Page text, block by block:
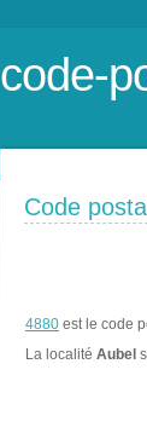
code-
Code
4880 est le code
La localité Aubel